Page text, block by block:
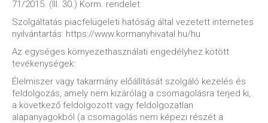
71/2015. (III. 30.) Korm. rendelet
Szolgáltatás piacfelügeleti hatóság által vezetett internetes
nyilvántartás: https://www.kormanyhivatal.hu/hu
Az egységes környezethasználati engedélyhez kötött
tevékenységek:
Élelmiszer vagy takarmány előállítását szolgáló kezelés és
feldolgozás, amely nem kizárólag a csomagolásra terjed ki,
a következő feldolgozott vagy feldolgozatlan
alapanyagokból (a csomagolás nem képezi részét a